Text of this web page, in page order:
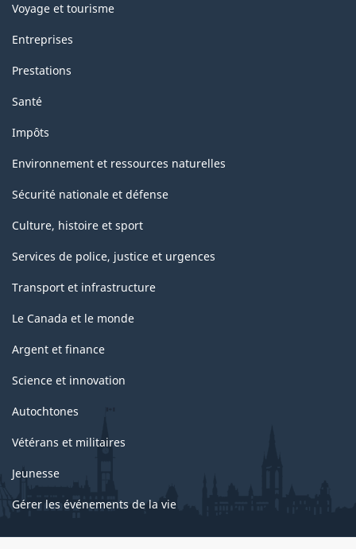
Voyage et tourisme
Entreprises
Prestations
Santé
Impôts
Environnement et ressources naturelles
Sécurité nationale et défense
Culture, histoire et sport
Services de police, justice et urgences
Transport et infrastructure
Le Canada et le monde
Argent et finance
Science et innovation
Autochtones
Vétérans et militaires
Jeunesse
Gérer les événements de la vie